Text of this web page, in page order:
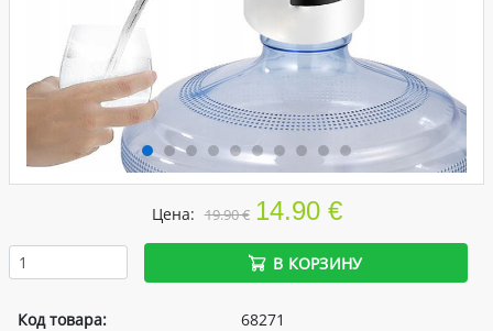
Цена: 19.90 € 14.90 €
В КОРЗИНУ
Код товара:
68271